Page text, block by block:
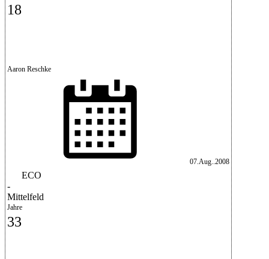
18
Aaron Reschke
07.Aug..2008
ECO
-
Mittelfeld
Jahre
33